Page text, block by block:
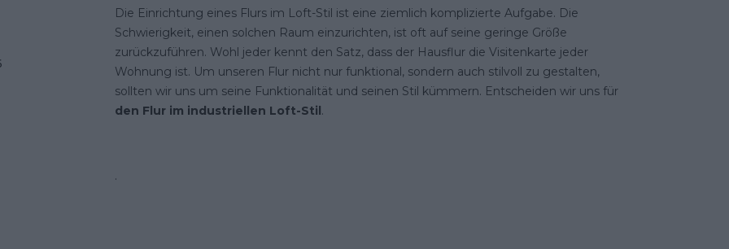
Die Einrichtung eines Flurs im Loft-Stil ist eine ziemlich komplizierte Aufgabe. Die
Schwierigkeit, einen solchen Raum einzurichten, ist oft auf seine geringe Größe
zurückzuführen. Wohl jeder kennt den Satz, dass der Hausflur die Visitenkarte jeder
Wohnung ist. Um unseren Flur nicht nur funktional, sondern auch stilvoll zu gestalten,
sollten wir uns um seine Funktionalität und seinen Stil kümmern. Entscheiden wir uns für
den Flur im industriellen Loft-Stil.
.